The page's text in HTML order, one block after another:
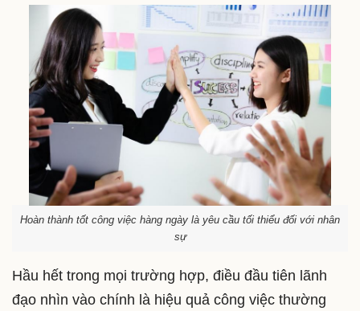
Hoàn thành tốt công việc hàng ngày là yêu cầu tối thiểu đối với nhân
sự
Hầu hết trong mọi trường hợp, điều đầu tiên lãnh
đạo nhìn vào chính là hiệu quả công việc thường